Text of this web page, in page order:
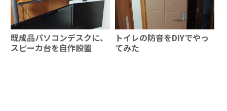
既成品パソコンデスクに、
スピーカ台を自作設置
トイレの防音をDIYでやっ
てみた